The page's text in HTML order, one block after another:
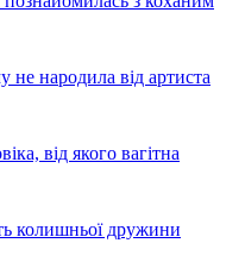
не народила від артиста
від якого вагітна
колишньої дружини